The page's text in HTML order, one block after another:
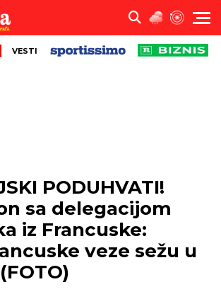
VESTI
PODUHVATI!
sa delegacijom
iz Francuske:
veze sežu u